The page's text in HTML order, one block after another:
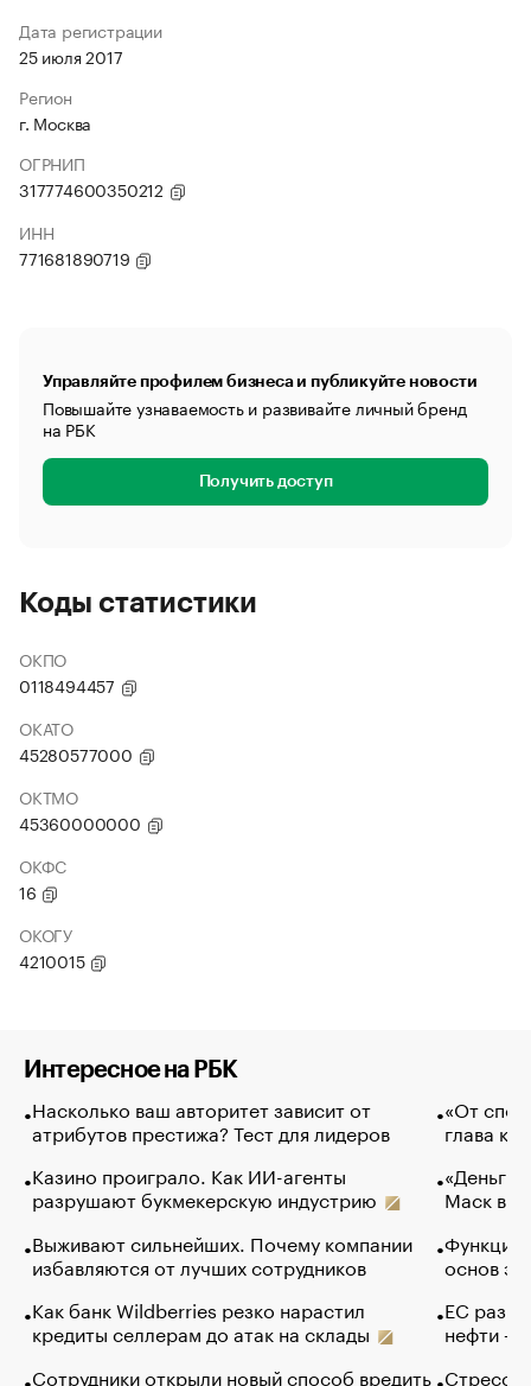
Дата регистрации
25 июля 2017
Регион
г. Москва
ОГРНИП
317774600350212
ИНН
771681890719
Управляйте профилем бизнеса и публикуйте новости
Повышайте узнаваемость и развивайте личный бренд
на РБК
Получить доступ
Коды статистики
ОКПО
0118494457
ОКАТО
45280577000
ОКТМО
45360000000
ОКФС
16
ОКОГУ
4210015
Интересное на РБК
Насколько ваш авторитет зависит от
атрибутов престижа? Тест для лидеров
Казино проиграло. Как ИИ-агенты
разрушают букмекерскую индустрию
Выживают сильнейших. Почему компании
избавляются от лучших сотрудников
Как банк Wildberries резко нарастил
кредиты селлерам до атак на склады
Сотрудники открыли новый способ вредить
«От
глава
«Деньги
Маск в
Функции
основ
ЕС
нефти —
Стресс